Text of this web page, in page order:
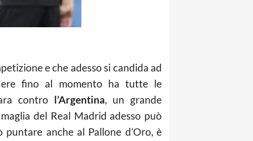
e che adesso si candida ad
fino al momento ha tutte le
contro l’Argentina, un grande
del Real Madrid adesso può
anche al Pallone d’Oro, è